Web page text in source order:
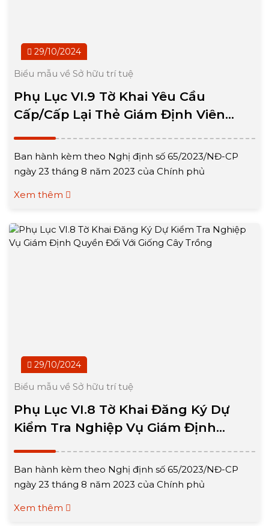
29/10/2024
Biểu mẫu về Sở hữu trí tuệ
Phụ Lục VI.9 Tờ Khai Yêu Cầu
Cấp/Cấp Lại Thẻ Giám Định Viên
Ban hành kèm theo Nghị định số 65/2023/NĐ-CP
ngày 23 tháng 8 năm 2023 của Chính phủ
Xem thêm
29/10/2024
Biểu mẫu về Sở hữu trí tuệ
Phụ Lục VI.8 Tờ Khai Đăng Ký Dự
Kiểm Tra Nghiệp Vụ Giám Định
Ban hành kèm theo Nghị định số 65/2023/NĐ-CP
ngày 23 tháng 8 năm 2023 của Chính phủ
Xem thêm